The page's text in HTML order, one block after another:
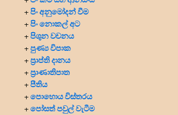
+පිං අනුමෝදන් වීම
+පිං නොකල් අට
+පිශුන වචනය
+පුණ්‍ය විපාක
+ප්‍රාප්ති දානය
+ප්‍රාණාතිපාත
+පීතිය
+පොහොය විස්තරය
+පෝසත් පවුල් වැටීම